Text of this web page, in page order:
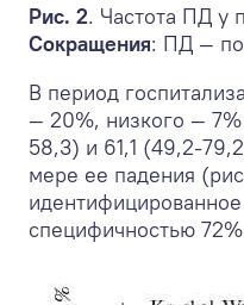
Рис. 2. Частота ПД у
Сокращения: ПД —
В период
— 20%, низкого —
58,3) и 61,1 (49,2-
мере ее падения
специфичностью